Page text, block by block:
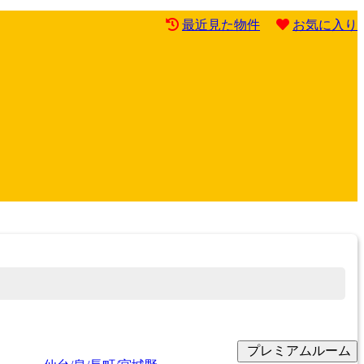
最近見た物件 お気に入り
プレミアムルーム